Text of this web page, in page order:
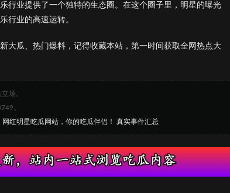
行业提供了一个独特的生态圈。在这个圈子里，明星的曝光
行业的高速运转。
大瓜、热门爆料，记得收藏本站，第一时间获取全网热点大
场。
。
红明星吃瓜网站，你的吃瓜伴侣！ 真实事件汇总